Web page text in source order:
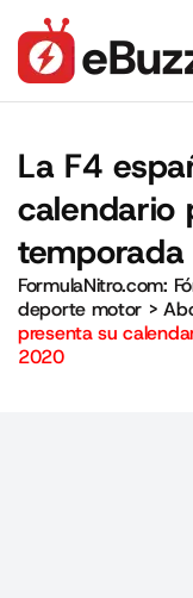
La F4
calendario
FormulaNitro.com:
deporte motor >
presenta su
2020